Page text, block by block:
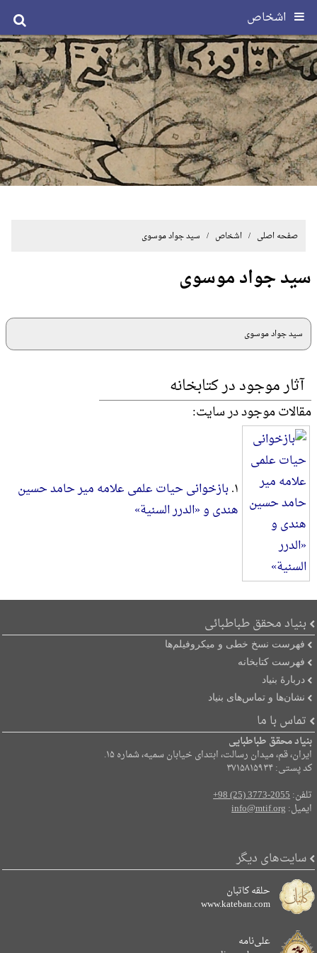
اشخاص
صفحه اصلی / اشخاص / سید جواد موسوی
سید جواد موسوی
سید جواد موسوی
آثار موجود در کتابخانه
مقالات موجود در سایت:
۱. بازخوانى حيات علمى علامه مير حامد حسين
هندى و «الدرر السنیة»
بنیاد محقق طباطبائی
فهرست نسخ خطی و میکروفیلم‌ها
فهرست کتابخانه
دربارۀ بنیاد
نشان‌ها و تماس‌های بنیاد
تماس با ما
بنیاد محقق طباطبایی
ایران، قم، میدان رسالت، ابتدای خیابان سمیه، شماره ۱۵.
کد پستی: ۳۷۱۵۸۱۵۹۳۴
تلفن:+98 (25) 3773-2055
ایمیل:info@mtif.org
سایت‌های دیگر
حلقه کاتبان
www.kateban.com
علی‌نامه